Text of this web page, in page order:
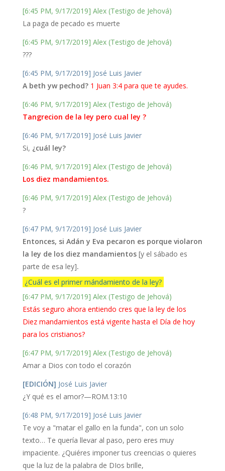
[6:45 PM, 9/17/2019] Alex (Testigo de Jehová)
La paga de pecado es muerte
[6:45 PM, 9/17/2019] Alex (Testigo de Jehová)
???
[6:45 PM, 9/17/2019] José Luis Javier
A beth yw pechod? 1 Juan 3:4 para que te ayudes.
[6:46 PM, 9/17/2019] Alex (Testigo de Jehová)
Tangrecion de la ley pero cual ley ?
[6:46 PM, 9/17/2019] José Luis Javier
Si, ¿cuál ley?
[6:46 PM, 9/17/2019] Alex (Testigo de Jehová)
Los diez mandamientos.
[6:46 PM, 9/17/2019] Alex (Testigo de Jehová)
?
[6:47 PM, 9/17/2019] José Luis Javier
Entonces, si Adán y Eva pecaron es porque violaron
la ley de los diez mandamientos [y el sábado es
parte de esa ley].
¿Cuál es el primer mándamiento de la ley?
[6:47 PM, 9/17/2019] Alex (Testigo de Jehová)
Estás seguro ahora entiendo cres que la ley de los
Diez mandamientos está vigente hasta el Día de hoy
para los cristianos?
[6:47 PM, 9/17/2019] Alex (Testigo de Jehová)
Amar a Dios con todo el corazón
[EDICIÓN] José Luis Javier
¿Y qué es el amor?—ROM.13:10
[6:48 PM, 9/17/2019] José Luis Javier
Te voy a "matar el gallo en la funda", con un solo
texto… Te quería llevar al paso, pero eres muy
impaciente. ¿Quiéres imponer tus creencias o quieres
que la luz de la palabra de DIos brille,